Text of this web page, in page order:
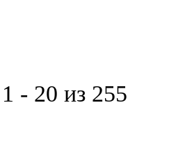
- 20 из 255